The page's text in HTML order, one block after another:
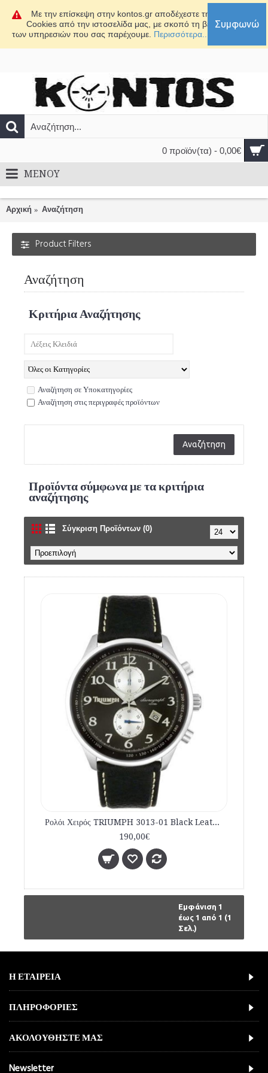
Με την επίσκεψη στην kontos.gr αποδέχεστε τη χρήση
Cookies από την ιστοσελίδα μας, με σκοπό τη βελτίωση
των υπηρεσιών που σας παρέχουμε. Περισσότερα...
Συμφωνώ
0 προϊόν(τα) - 0,00€
MENOY
Αρχική Αναζήτηση
Product Filters
Αναζήτηση
Κριτήρια Αναζήτησης
Αναζήτηση σε Υποκατηγορίες
Αναζήτηση στις περιγραφές προϊόντων
Προϊόντα σύμφωνα με τα κριτήρια
αναζήτησης
Σύγκριση Προϊόντων (0)
Ρολόι Χειρός TRIUMPH 3013-01 Black Leather Strap
190,00€
Εμφάνιση 1
έως 1 από 1 (1
Σελ.)
Η ΕΤΑΙΡΕΙΑ
ΠΛΗΡΟΦΟΡΙΕΣ
ΑΚΟΛΟΥΘΗΣΤΕ ΜΑΣ
Newsletter